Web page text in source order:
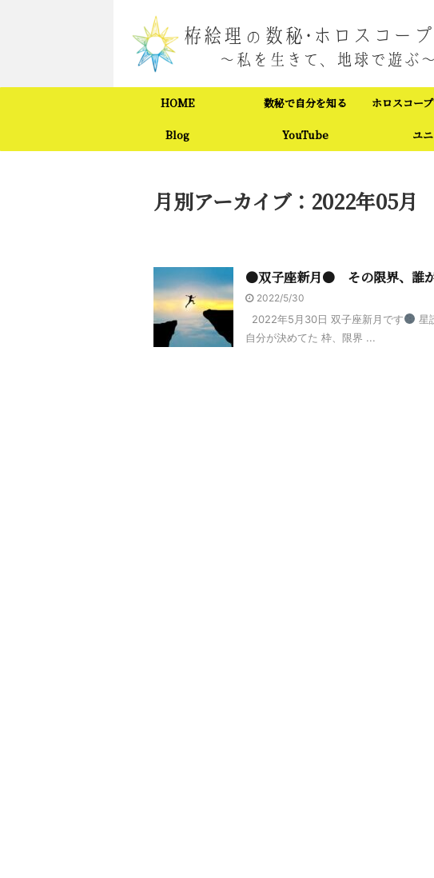
HOME 数秘で自分を知る ホロスコー
Blog YouTube ユ
月別アーカイブ：2022年05月
●双子座新月● その限界、誰
2022/5/30
2022年5月30日 双子座新月です
星
自分が決めてた 枠、限界 ...